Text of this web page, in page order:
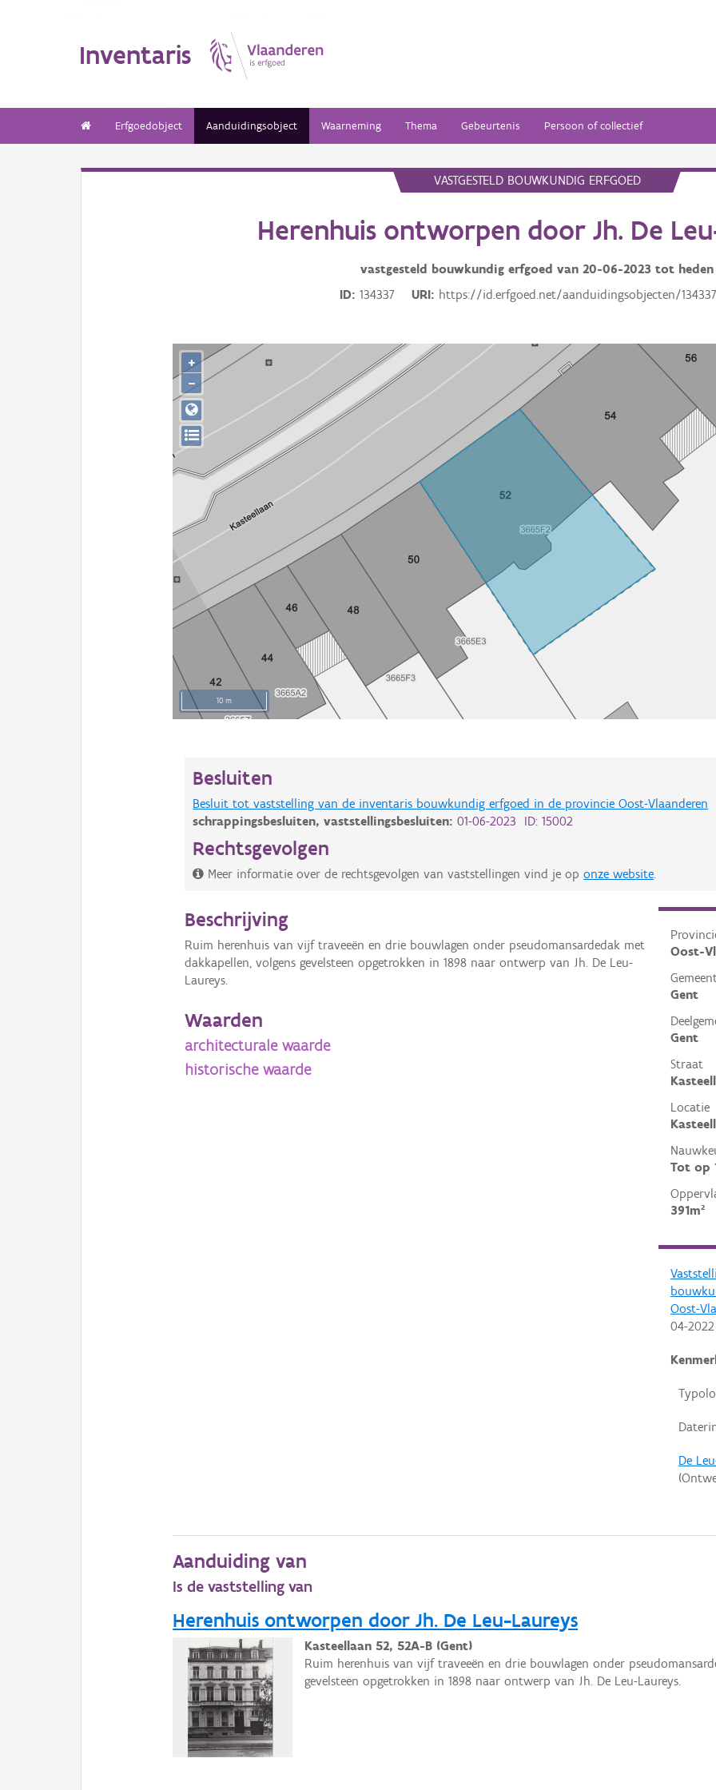
Inventaris
Erfgoedobject Aanduidingsobject Waarneming Thema Gebeurtenis Persoon of collectief
VASTGESTELD BOUWKUNDIG ERFGOED
Herenhuis ontworpen door Jh. De
vastgesteld bouwkundig erfgoed van 20-06-2023 tot heden
ID
134337 URI https://id.erfgoed.net/aanduidingsobjecten/134337
10 m
+
−
Besluiten
Besluit tot vaststelling van de inventaris bouwkundig erfgoed in de provincie Oost-Vlaanderen
schrappingsbesluiten,vaststellingsbesluiten:01-06-2023 ID: 15002
Rechtsgevolgen
Meer informatie over de rechtsgevolgen van vaststellingen vind je oponze website.
Oost-
Gent
Gent
Straat
Locatie
Tot op
391m²
Oost-
04-2022
De
Beschrijving
Ruim herenhuis van vijf traveeën en drie bouwlagen onder pseudomansardedak met
dakkapellen, volgens gevelsteen opgetrokken in 1898 naar ontwerp van Jh. De Leu-
Laureys.
Waarden
architecturale waarde
historische waarde
Aanduiding van
Is de vaststelling van
Herenhuis ontworpen door Jh. De Leu-Laureys
Kasteellaan 52, 52A-B (Gent)
Ruim herenhuis van vijf traveeën en drie bouwlagen onder
gevelsteen opgetrokken in 1898 naar ontwerp van Jh. De Leu-Laureys.